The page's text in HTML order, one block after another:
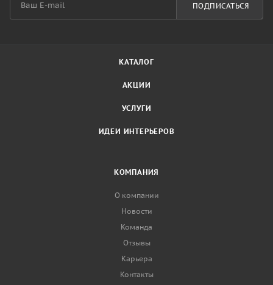
ПОДПИСАТЬСЯ
КАТАЛОГ
АКЦИИ
УСЛУГИ
ИДЕИ ИНТЕРЬЕРОВ
КОМПАНИЯ
О компании
Новости
Команда
Отзывы
Карьера
Контакты